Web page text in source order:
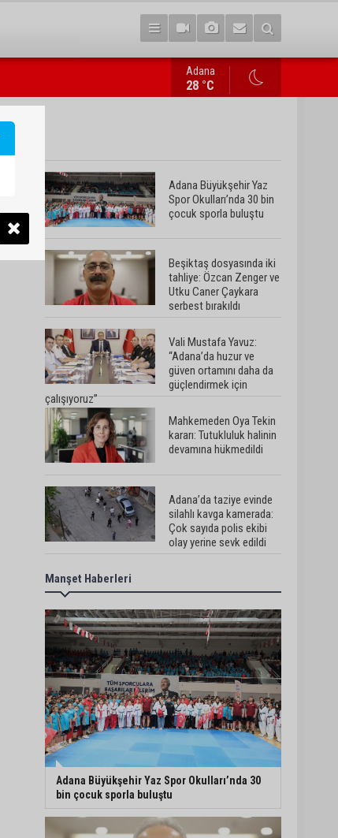
Mahkemeden Oya Tekin kararı: Tutukluluk halinin devamına
Adana
28 °C
Adana Büyükşehir Yaz
Spor Okulları’nda 30 bin
çocuk sporla buluştu
Beşiktaş dosyasında iki
tahliye: Özcan Zenger ve
Utku Caner Çaykara
serbest bırakıldı
Vali Mustafa Yavuz:
“Adana’da huzur ve
güven ortamını daha da
güçlendirmek için
çalışıyoruz”
Mahkemeden Oya Tekin
kararı: Tutukluluk halinin
devamına hükmedildi
Adana’da taziye evinde
silahlı kavga kamerada:
Çok sayıda polis ekibi
olay yerine sevk edildi
cihazını çalan şüpheli
tutuklandı
Seyhan’da fırın ve
pastanelere hijyen
denetimi gerçekleştirildi
Eski polis memuru Ergün
Karakaya’nın öldürüldüğü
silahlı kavganın
görüntüleri ortaya çıktı
İmamoğlu’nda hijyen ve
etiket kontrolü
Manşet Haberleri
Adana Büyükşehir Yaz Spor Okulları’nda 30
bin çocuk sporla buluştu